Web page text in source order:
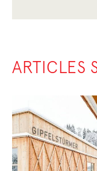
ARTICLES